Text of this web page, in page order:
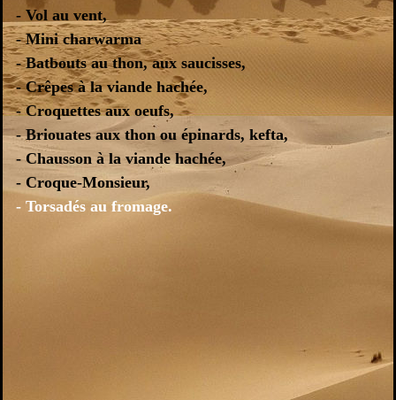
- Vol au vent,
- Mini charwarma
- Batbouts au thon, aux saucisses,
- Crêpes à la viande hachée,
- Croquettes aux oeufs,
- Briouates aux thon ou épinards, kefta,
- Chausson à la viande hachée,
- Croque-Monsieur,
- Torsadés au fromage.